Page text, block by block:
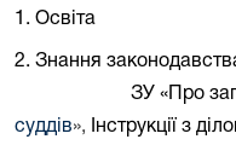
1. Освіта
2. Знання
ЗУ «Про
суддів»,
Інструкції з